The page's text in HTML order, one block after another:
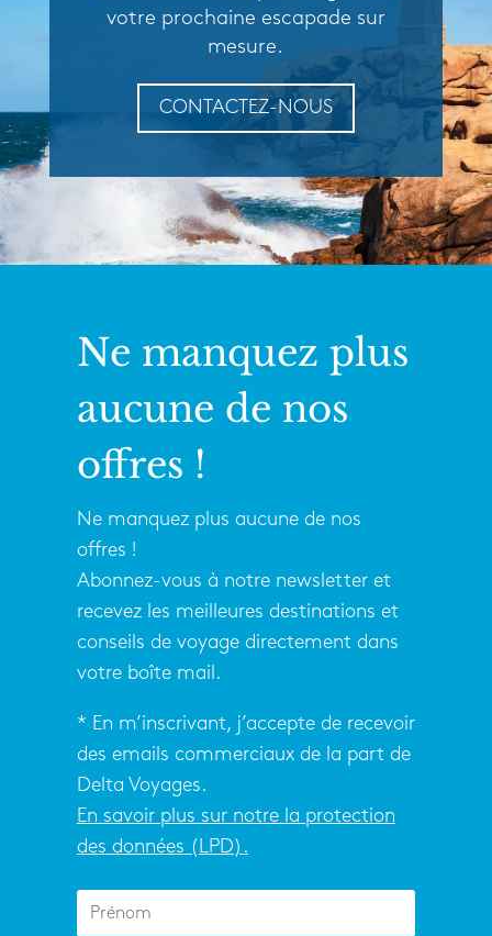
votre prochaine escapade sur
mesure.
CONTACTEZ-NOUS
Ne manquez plus
aucune de nos
offres !
Ne manquez plus aucune de nos
offres !
Abonnez-vous à notre newsletter et
recevez les meilleures destinations et
conseils de voyage directement dans
votre boîte mail.
* En m’inscrivant, j’accepte de recevoir
des emails commerciaux de la part de
Delta Voyages.
En savoir plus sur notre la protection
des données (LPD).